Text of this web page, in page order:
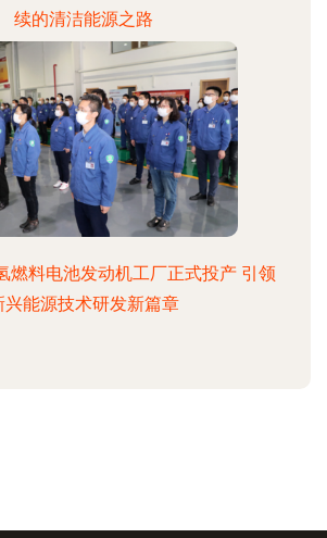
续的清洁能源之路
燃料电池发动机工厂正式投产 引领
兴能源技术研发新篇章